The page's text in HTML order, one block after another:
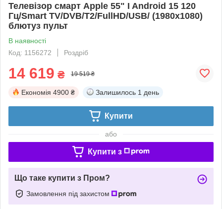
Телевізор смарт Apple 55" I Android 15 120
Гц/Smart TV/DVB/T2/FullHD/USB/ (1980x1080)
блютуз пульт
В наявності
Код: 1156272
Роздріб
14 619 ₴ 19 519 ₴
Економія 4900 ₴ Залишилось 1 день
Купити
або
Купити з
Що таке купити з Пром?
Замовлення під захистом